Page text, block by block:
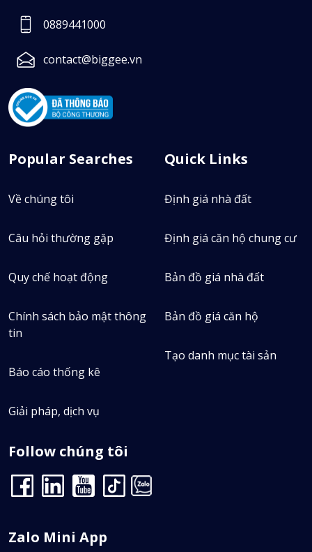
0889441000
contact@biggee.vn
Popular Searches
Về chúng tôi
Câu hỏi thường gặp
Quy chế hoạt động
Chính sách bảo mật thông
tin
Báo cáo thống kê
Giải pháp, dịch vụ
Quick Links
Định giá nhà đất
Định giá căn hộ chung cư
Bản đồ giá nhà đất
Bản đồ giá căn hộ
Tạo danh mục tài sản
Follow chúng tôi
Zalo Mini App